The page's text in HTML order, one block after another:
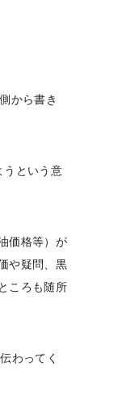
から書き
うという意
価格等）が
や疑問、黒
ころも随所
わってく